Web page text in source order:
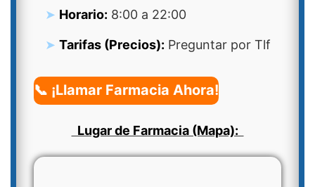
Horario: 8:00 a 22:00
Tarifas (Precios): Preguntar por Tlf
📞 ¡Llamar Farmacia Ahora!
Lugar de Farmacia (Mapa):